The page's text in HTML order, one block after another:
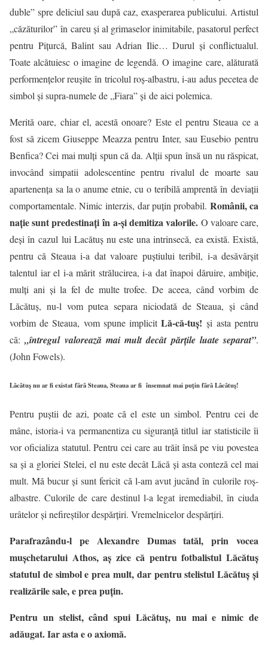
duble” spre deliciul sau după caz, exasperarea publicului. Artistul
„căzăturilor” în careu şi al grimaselor inimitabile, pasatorul perfect
pentru Piţurcă, Balint sau Adrian Ilie… Durul şi conflictualul.
Toate alcătuiesc o imagine de legendă. O imagine care, alăturată
performenţelor reuşite în tricolul roş-albastru, i-au adus pecetea de
simbol şi supra-numele de „Fiara” și de aici polemica.
Merită oare, chiar el, acestă onoare? Este el pentru Steaua ce a
fost să zicem Giuseppe Meazza pentru Inter, sau Eusebio pentru
Benfica? Cei mai mulţi spun că da. Alţii spun însă un nu răspicat,
invocând simpatii adolescentine pentru rivalul de moarte sau
apartenenţa sa la o anume etnie, cu o teribilă amprentă în deviaţii
comportamentale. Nimic interzis, dar puţin probabil. Românii, ca
naţie sunt predestinaţi în a-şi demitiza valorile. O valoare care,
deşi în cazul lui Lacătuş nu este una intrinsecă, ea există. Există,
pentru că Steaua i-a dat valoare puştiului teribil, i-a desăvârşit
talentul iar el i-a mărit strălucirea, i-a dat înapoi dăruire, ambiţie,
mulţi ani şi la fel de multe trofee. De aceea, când vorbim de
Lăcătuş, nu-l vom putea separa niciodată de Steaua, şi când
vorbim de Steaua, vom spune implicitLă-că-tuş! și asta pentru
că:„întregul valorează mai mult decât părţile luate separat”.
(John Fowels).
Lăcătuş nu ar fi existat fără Steaua, Steaua ar fi însemnat mai puţin fără Lăcătuş!
Pentru puştii de azi, poate că el este un simbol. Pentru cei de
mâne, istoria-i va permanentiza cu siguranţă titlul iar statisticile îi
vor oficializa statutul. Pentru cei care au trăit însă pe viu povestea
sa şi a gloriei Stelei, el nu este decât Lăcă și asta conteză cel mai
mult. Mă bucur şi sunt fericit că l-am avut jucând în culorile roş-
albastre. Culorile de care destinul l-a legat iremediabil, în ciuda
urâtelor şi nefireştilor despărţiri. Vremelnicelor despărţiri.
Parafrazându-l pe Alexandre Dumas tatăl, prin vocea
muşchetarului Athos, aş zice că pentru fotbalistul Lăcătuş
statutul de simbol e prea mult, dar pentru stelistul Lăcătuş şi
realizările sale, e prea puţin.
Pentru un stelist, când spui Lăcătuş, nu mai e nimic de
adăugat. Iar asta e o axiomă.